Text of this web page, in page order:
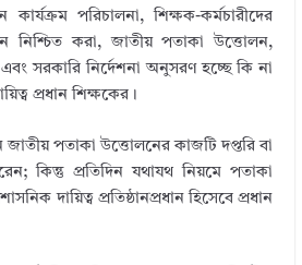
পরিচালনা, শিক্ষক-কর্মচারীদের
নিশ্চিত করা, জাতীয় পতাকা উত্তোলন,
সরকারি নির্দেশনা অনুসরণ হচ্ছে কি না
প্রধান শিক্ষকের।
জাতীয় পতাকা উত্তোলনের কাজটি দপ্তরি বা
কিন্তু প্রতিদিন যথাযথ নিয়মে পতাকা
দায়িত্ব প্রতিষ্ঠানপ্রধান হিসেবে প্রধান